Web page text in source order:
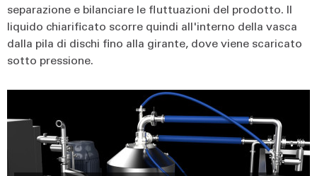
separazione e bilanciare le fluttuazioni del prodotto. Il
liquido chiarificato scorre quindi all'interno della vasca
dalla pila di dischi fino alla girante, dove viene scaricato
sotto pressione.